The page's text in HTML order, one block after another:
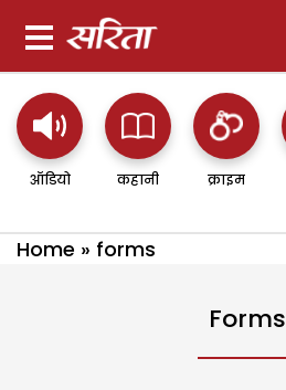
ऑडियो कहानी क्राइम
Home » forms
Forms